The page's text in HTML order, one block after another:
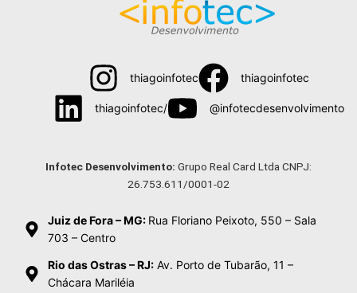
thiagoinfotec thiagoinfotec
thiagoinfotec/ @infotecdesenvolvimento
Infotec Desenvolvimento: Grupo Real Card Ltda CNPJ:
26.753.611/0001-02
Juiz de Fora – MG: Rua Floriano Peixoto, 550 – Sala
703 – Centro
Rio das Ostras – RJ: Av. Porto de Tubarão, 11 –
Chácara Mariléia